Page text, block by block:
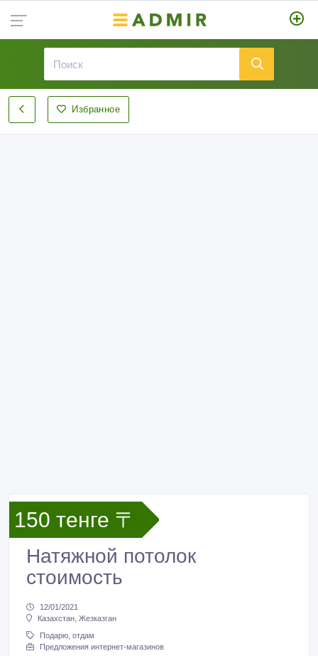
Избранное
150 тенге 〒
Натяжной потолок
стоимость
12/01/2021
Казахстан, Жезказган
Подарю, отдам
Предложения интернет-магазинов